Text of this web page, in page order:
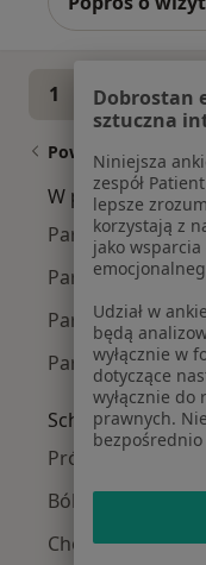
1 2 3
Powiązane
W pobliżu Kielc
Paradontoza w
Paradontoza w
Paradontoza w
Paradontoza w
Schorzenia w
Próchnica w
Ból zęba w
Choroby dziąseł
Dobrostan
sztuczna
Niniejsza
zespół
lepsze
korzystają z
jako
Udział w
będą
wyłącznie w
dotyczące
wyłącznie
prawnych.